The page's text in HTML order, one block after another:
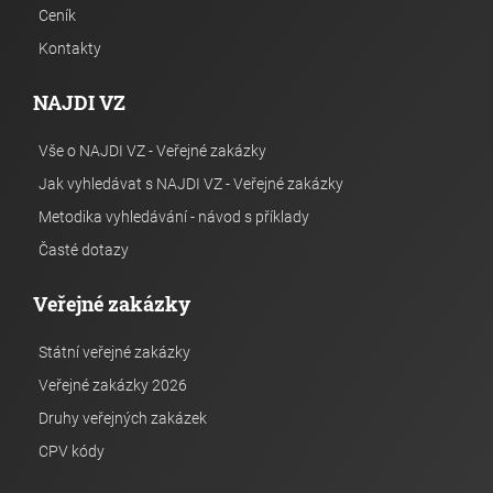
Ceník
Kontakty
NAJDI VZ
Vše o NAJDI VZ - Veřejné zakázky
Jak vyhledávat s NAJDI VZ - Veřejné zakázky
Metodika vyhledávání - návod s příklady
Časté dotazy
Veřejné zakázky
Státní veřejné zakázky
Veřejné zakázky 2026
Druhy veřejných zakázek
CPV kódy